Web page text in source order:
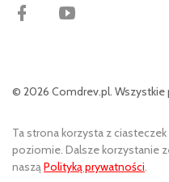
© 2026 Comdrev.pl. Wszystkie
Ta strona korzysta z ciasteczek
poziomie. Dalsze korzystanie
nasząPolityką prywatności.